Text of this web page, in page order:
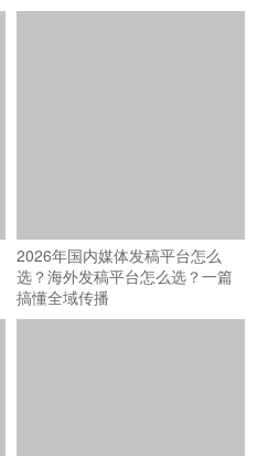
2026年国内媒体发稿平台怎么
选？海外发稿平台怎么选？一篇
搞懂全域传播